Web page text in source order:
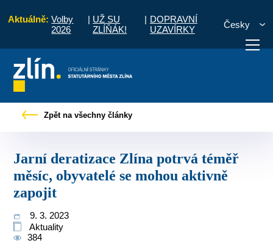
Aktuálně: Volby
2026
| UŽ SU
ZLÍŇÁK!
| DOPRAVNÍ
UZAVÍRKY
Česky
vyřídit Potřebuji zaplatit
Zpět na všechny články
Jarní deratizace Zlína potrvá téměř
měsíc, obyvatelé se mohou aktivně
zapojit
9. 3. 2023
Aktuality
384